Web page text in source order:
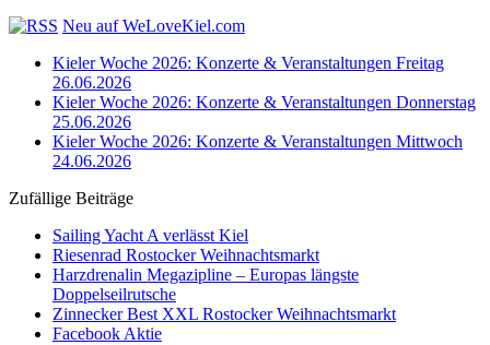
Neu auf WeLoveKiel.com
Kieler Woche 2026: Konzerte & Veranstaltungen Freitag
26.06.2026
Kieler Woche 2026: Konzerte & Veranstaltungen Donnerstag
25.06.2026
Kieler Woche 2026: Konzerte & Veranstaltungen Mittwoch
24.06.2026
Zufällige Beiträge
Sailing Yacht A verlässt Kiel
Riesenrad Rostocker Weihnachtsmarkt
Harzdrenalin Megazipline – Europas längste
Doppelseilrutsche
Zinnecker Best XXL Rostocker Weihnachtsmarkt
Facebook Aktie